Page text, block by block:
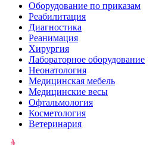
Оборудование по приказам
Реабилитация
Диагностика
Реанимация
Хирургия
Лабораторное оборудование
Неонатология
Медицинская мебель
Медицинские весы
Офтальмология
Косметология
Ветеринария